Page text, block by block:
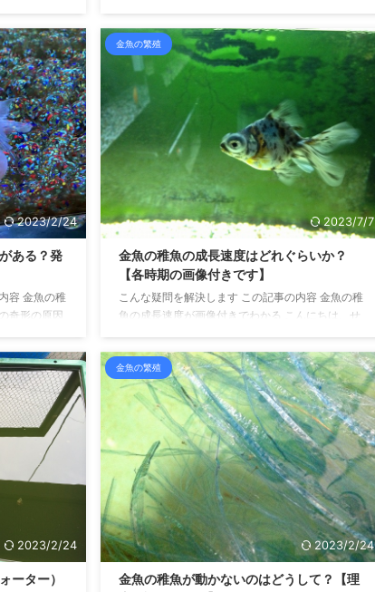
んでいま
あたって、
たいと思い
手間がかか
するのはな
のひとつ、
フィルター
全般の育て
じです。 金魚の繁殖を１０年ほどしています。 今
回は稚魚を育てるにあたって、エアレーションが
必要かどうかです。 環境さえ整えば、成魚であっ
てもエアレーションなしで飼育することができま
す。 稚魚ではどうでしょうか？ そのあたりを書い
ていきます。 金魚の稚魚にエアレーションは必
要？ 金魚の稚魚にエアレーションは必要でしょう
か？ 結論を先に言うと、絶対に必要とは言いきれ
ませ ...
2023/2/24
ある？発
容 金魚の稚
奇形の原因
金魚が産卵
を育ててい
在すること
ハネるた
魚の稚魚の
そして奇形
ったこと
稚魚の奇形
金魚の繁殖
2023/7/7
金魚の稚魚の成長速度はどれぐらいか？
【各時期の画像付きです】
こんな疑問を解決します この記事の内容 金魚の稚
魚の成長速度が画像付きでわかる こんにちは、せ
魚の稚魚はどれぐらいで成魚になるのでしょう
か？ また、どのような成長過程を経ていくのでし
ょうか？ 飼育環境や餌の回数などによっても変わ
るので一概には言えませんが、だいたいの流れが
知りたいですよね。 というわけで、今回は、金魚
の稚魚の成長速度について書いていきます。 金魚
の稚魚の成長速度はどれぐらいか？を動画で見る
金魚の稚魚の成長速度はどれぐらいか？ 金魚の成
長速 ...
2023/2/24
ーター）
金魚の繁殖
2023/2/24
金魚の稚魚が動かないのはどうして？【理